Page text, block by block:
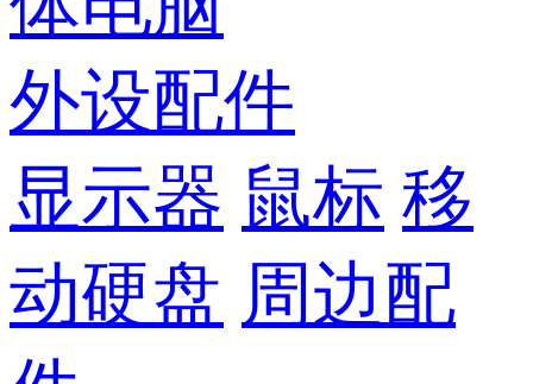
外设配件
显示器 鼠标 移
动硬盘 周边配